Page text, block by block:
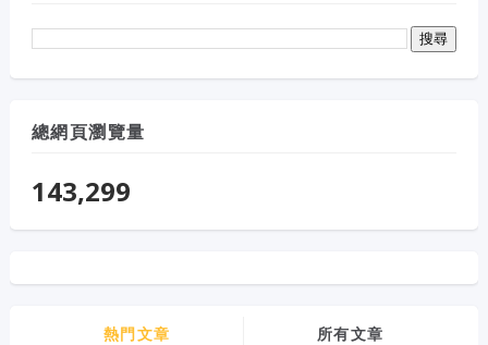
總網頁瀏覽量
143,299
熱門文章 所有文章